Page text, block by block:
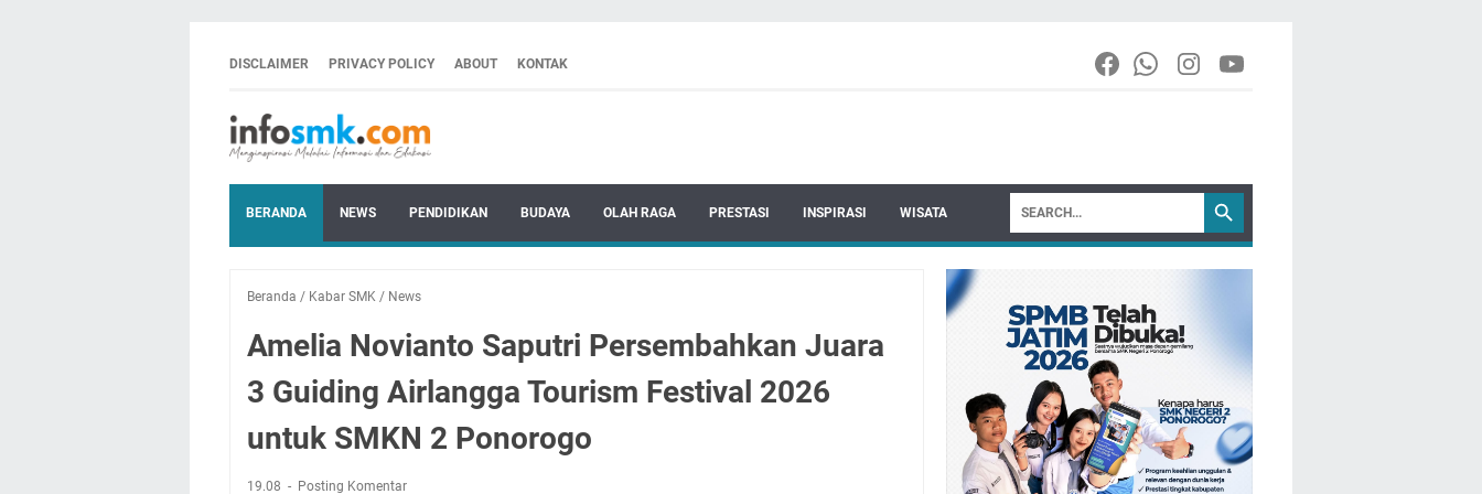
DISCLAIMER PRIVACY POLICY ABOUT KONTAK
BERANDA NEWS PENDIDIKAN BUDAYA OLAH RAGA PRESTASI INSPIRASI WISATA
Beranda / Kabar SMK / News
Amelia Novianto Saputri Persembahkan Juara
3 Guiding Airlangga Tourism Festival 2026
untuk SMKN 2 Ponorogo
19.08 Posting Komentar